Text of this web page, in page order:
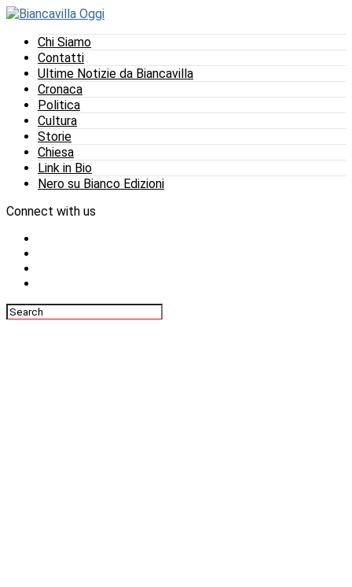
Chi Siamo
Contatti
Ultime Notizie da Biancavilla
Cronaca
Politica
Cultura
Storie
Chiesa
Link in Bio
Nero su Bianco Edizioni
Connect with us